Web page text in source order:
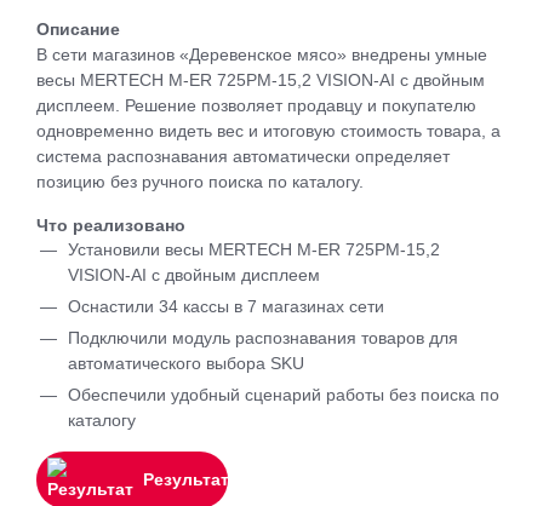
Описание
В сети магазинов «Деревенское мясо» внедрены умные
весы MERTECH M-ER 725PM-15,2 VISION-AI с двойным
дисплеем. Решение позволяет продавцу и покупателю
одновременно видеть вес и итоговую стоимость товара, а
система распознавания автоматически определяет
позицию без ручного поиска по каталогу.
Что реализовано
Установили весы MERTECH M-ER 725PM-15,2
VISION-AI с двойным дисплеем
Оснастили 34 кассы в 7 магазинах сети
Подключили модуль распознавания товаров для
автоматического выбора SKU
Обеспечили удобный сценарий работы без поиска по
каталогу
Результат